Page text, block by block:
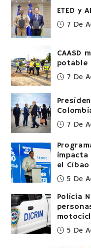
ETED y
7 De
CAASD
potable
7 De
7 De
el Cibao
5 De
Policía
5 De